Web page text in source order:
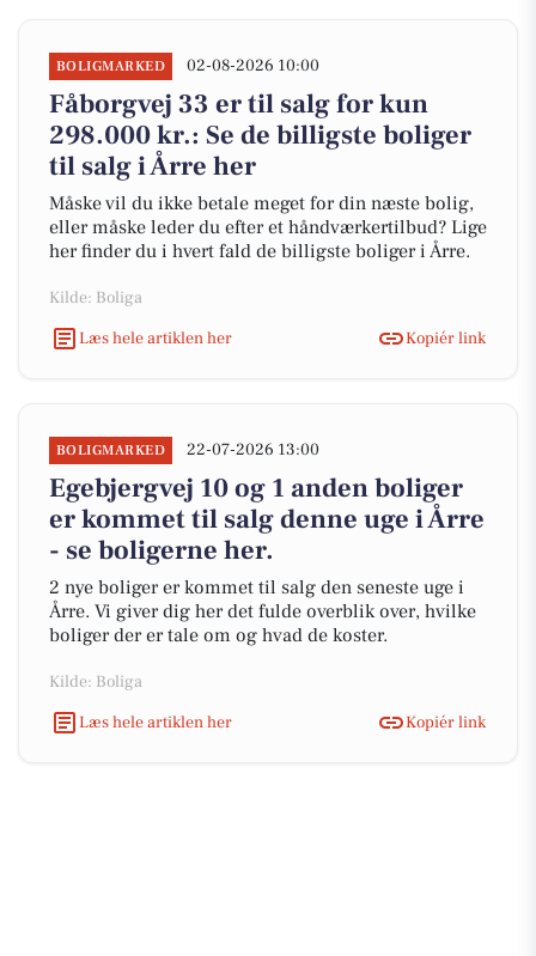
BOLIGMARKED 02-08-2026 10:00
Fåborgvej 33 er til salg for kun
298.000 kr.: Se de billigste boliger
til salg i Årre her
Måske vil du ikke betale meget for din næste bolig,
eller måske leder du efter et håndværkertilbud? Lige
her finder du i hvert fald de billigste boliger i Årre.
Kilde: Boliga
Læs hele artiklen her
Kopiér link
BOLIGMARKED 22-07-2026 13:00
Egebjergvej 10 og 1 anden boliger
er kommet til salg denne uge i Årre
- se boligerne her.
2 nye boliger er kommet til salg den seneste uge i
Årre. Vi giver dig her det fulde overblik over, hvilke
boliger der er tale om og hvad de koster.
Kilde: Boliga
Læs hele artiklen her
Kopiér link